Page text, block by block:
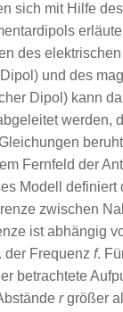
sich mit Hilfe
des elektrischen
und des
Dipol) kann
werden,
Fernfeld der
Modell definiert
zwischen
ist abhängig
der Frequenz f.
betrachtete
rgrößer